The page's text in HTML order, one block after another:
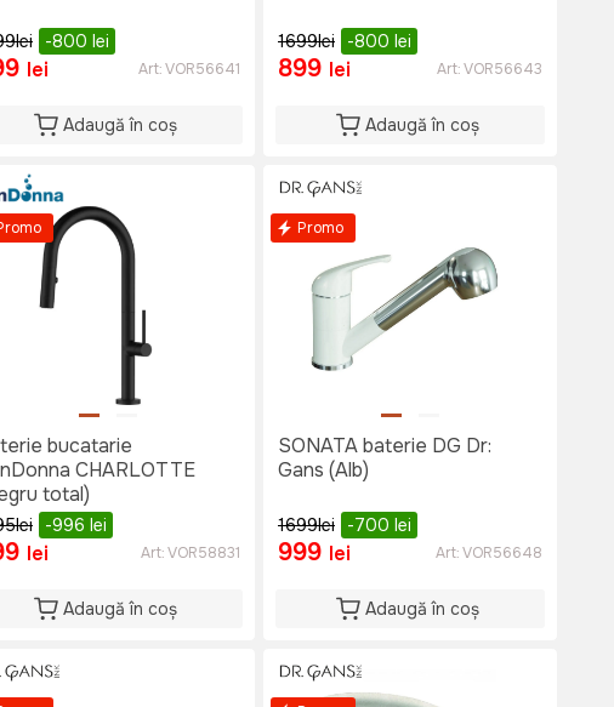
lei -800 lei
lei Art:VOR56641
Adaugă în coș
1699lei -800 lei
899 lei Art:VOR56643
Adaugă în coș
bucatarie
CHARLOTTE
total)
lei -996 lei
lei Art:VOR58831
Adaugă în coș
Promo
SONATA baterie DG Dr:
Gans (Alb)
1699lei -700 lei
999 lei Art:VOR56648
Adaugă în coș